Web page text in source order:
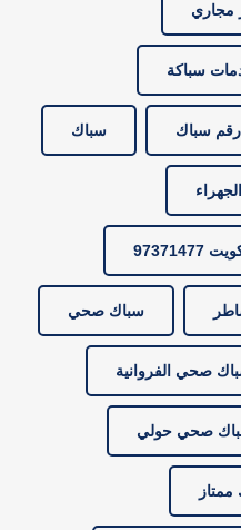
مجاري
سباكة
رقم سباك سباك
سباك صحي
صحي الفروانية
صحي حولي